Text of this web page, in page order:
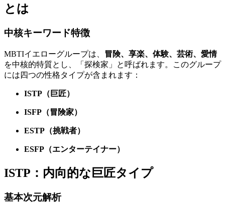
とは
中核キーワード特徴
MBTIイエローグループは、
冒険、享楽、体験、芸術、愛情
を中核的特質とし、「探検家」と呼ばれます。このグループ
には四つの性格タイプが含まれます：
ISTP（巨匠）
ISFP（冒険家）
ESTP（挑戦者）
ESFP（エンターテイナー）
ISTP：内向的な巨匠タイプ
基本次元解析